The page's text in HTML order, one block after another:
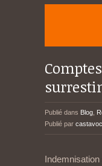
Publié dans Blog
Publié par